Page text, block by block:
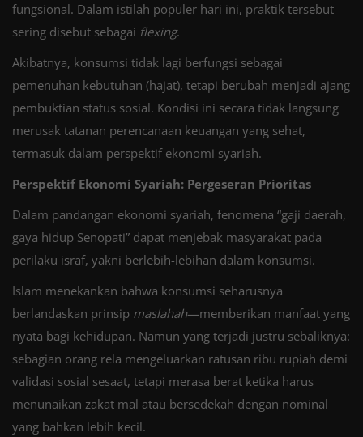
fungsional. Dalam istilah populer hari ini, praktik tersebut
sering disebut sebagai flexing.
Akibatnya, konsumsi tidak lagi berfungsi sebagai
pemenuhan kebutuhan (hajat), tetapi berubah menjadi ajang
pembuktian status sosial. Kondisi ini secara tidak langsung
merusak tatanan perencanaan keuangan yang sehat,
termasuk dalam perspektif ekonomi syariah.
Perspektif Ekonomi Syariah: Pergeseran Prioritas
Dalam pandangan ekonomi syariah, fenomena “gaji daerah,
gaya hidup Senopati” dapat menjebak masyarakat pada
perilaku israf, yakni berlebih-lebihan dalam konsumsi.
Islam menekankan bahwa konsumsi seharusnya
berlandaskan prinsip maslahah—memberikan manfaat yang
nyata bagi kehidupan. Namun yang terjadi justru sebaliknya:
sebagian orang rela mengeluarkan ratusan ribu rupiah demi
validasi sosial sesaat, tetapi merasa berat ketika harus
menunaikan zakat mal atau bersedekah dengan nominal
yang bahkan lebih kecil.